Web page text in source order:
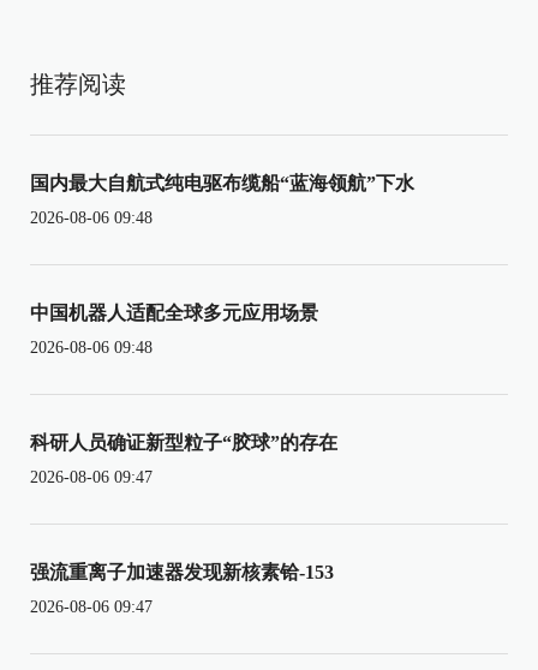
推荐阅读
国内最大自航式纯电驱布缆船“蓝海领航”下水
2026-08-06 09:48
中国机器人适配全球多元应用场景
2026-08-06 09:48
科研人员确证新型粒子“胶球”的存在
2026-08-06 09:47
强流重离子加速器发现新核素铪-153
2026-08-06 09:47